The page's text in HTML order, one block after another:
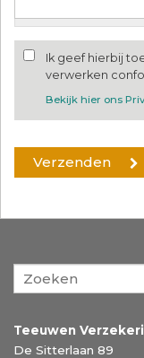
Ik geef hierbij
verwerken
Bekijk hier ons
Teeuwen
De Sitterlaan 89